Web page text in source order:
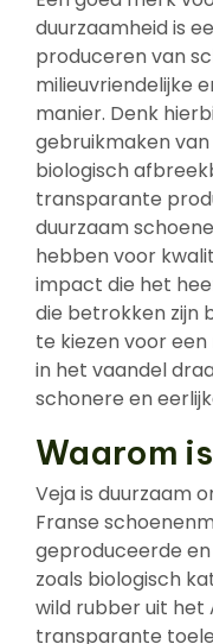
duurzaamheid is
produceren van
milieuvriendelijke
manier. Denk
gebruikmaken
biologisch
transparante
duurzaam
hebben voor
impact die het
die betrokken zijn
te kiezen voor
in het vaandel
schonere en
Waarom
Veja is duurzaam
Franse
geproduceerde
zoals biologisch
wild rubber uit het
transparante